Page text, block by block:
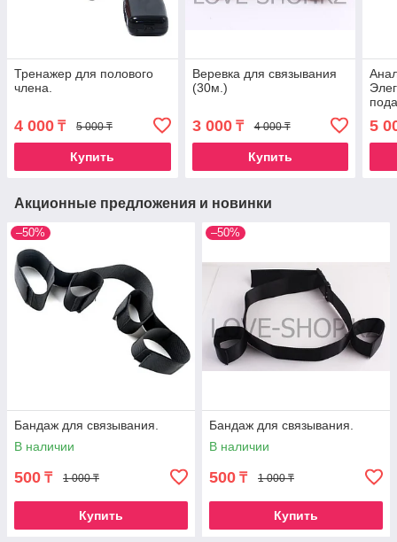
Тренажер для полового
члена.
4 000 ₸ 5 000 ₸
Купить
Веревка для связывания
(30м.)
3 000₸ 4 000 ₸
Купить
5
Акционные предложения и новинки
–50%
Бандаж для связывания.
В наличии
500 ₸ 1 000 ₸
Купить
–50%
Бандаж для связывания.
В наличии
500 ₸ 1 000 ₸
Купить